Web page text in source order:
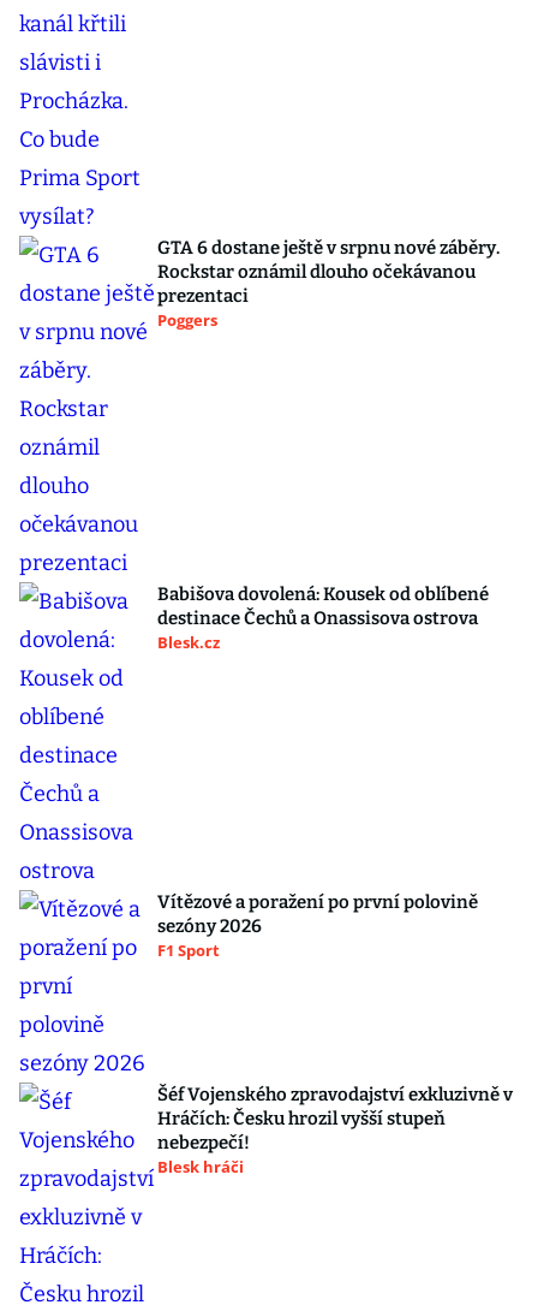
GTA 6 dostane ještě v srpnu nové záběry.
Rockstar oznámil dlouho očekávanou
prezentaci
Poggers
Babišova dovolená: Kousek od oblíbené
destinace Čechů a Onassisova ostrova
Blesk.cz
Vítězové a poražení po první polovině
sezóny 2026
F1 Sport
Šéf Vojenského zpravodajství exkluzivně v
Hráčích: Česku hrozil vyšší stupeň
nebezpečí!
Blesk hráči